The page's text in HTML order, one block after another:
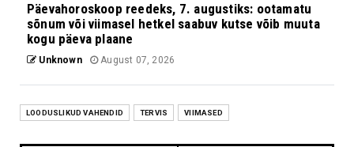
Päevahoroskoop reedeks, 7. augustiks: ootamatu
sõnum või viimasel hetkel saabuv kutse võib muuta
kogu päeva plaane
Unknown August 07, 2026
LOODUSLIKUD VAHENDID TERVIS VIIMASED